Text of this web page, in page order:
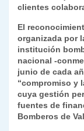
p
n
dl
y
tir
clientes
El
organizada por
institución
nacional -
junio de cada
“compromiso y
cuya gestión
fuentes de
Bomberos de